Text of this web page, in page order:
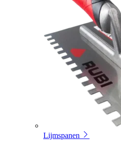
Lijmspanen